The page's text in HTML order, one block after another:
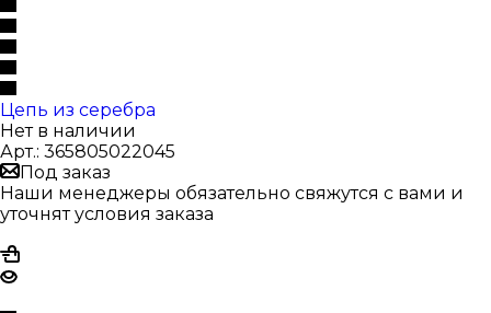
Цепь из серебра
Нет в наличии
Арт.: 365805022045
Под заказ
Наши менеджеры обязательно свяжутся с вами и
уточнят условия заказа